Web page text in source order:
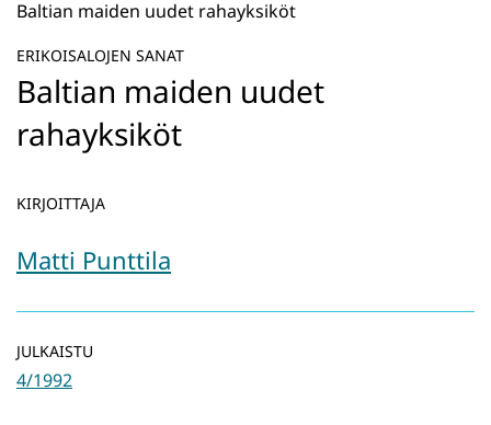
Baltian maiden uudet rahayksiköt
ERIKOISALOJEN SANAT
Baltian maiden uudet
rahayksiköt
KIRJOITTAJA
Matti Punttila
JULKAISTU
4/1992